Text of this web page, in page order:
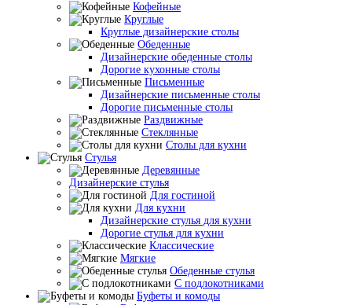
Кофейные
Круглые
Круглые дизайнерские столы
Обеденные
Дизайнерские обеденные столы
Дорогие кухонные столы
Письменные
Дизайнерские письменные столы
Дорогие письменные столы
Раздвижные
Стеклянные
Столы для кухни
Стулья
Деревянные
Дизайнерские стулья
Для гостиной
Для кухни
Дизайнерские стулья для кухни
Дорогие стулья для кухни
Классические
Мягкие
Обеденные стулья
С подлокотниками
Буфеты и комоды